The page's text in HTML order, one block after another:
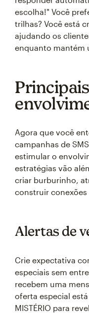
escolha!" Você
trilhas? Você está
ajudando os
enquanto mantém
Agora que você
campanhas de
estimular o
estratégias vão
criar burburinho,
construir
Alertas de
Crie expectativa
especiais sem
recebem uma
oferta especial
MISTÉRIO para